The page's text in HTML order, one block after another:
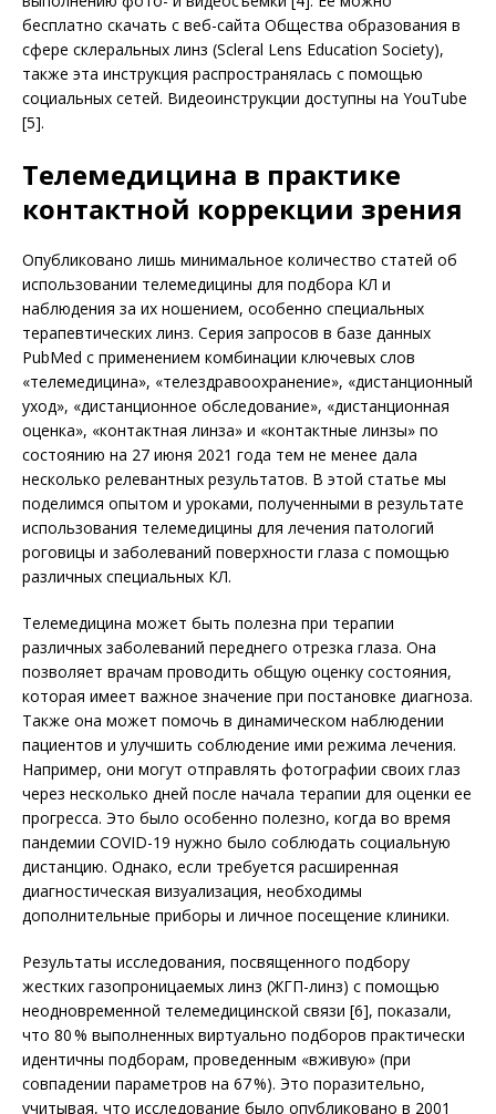
бесплатно скачать с веб-сайта Общества образования в
сфере склеральных линз (Scleral Lens Education Society),
также эта инструкция распространялась с помощью
социальных сетей. Видеоинструкции доступны на YouTube
[5].
Телемедицина в практике
контактной коррекции зрения
Опубликовано лишь минимальное количество статей об
использовании телемедицины для подбора КЛ и
наблюдения за их ношением, особенно специальных
терапевтических линз. Серия запросов в базе данных
PubMed с применением комбинации ключевых слов
«телемедицина», «телездравоохранение», «дистанционный
уход», «дистанционное обследование», «дистанционная
оценка», «контактная линза» и «контактные линзы» по
состоянию на 27 июня 2021 года тем не менее дала
несколько релевантных результатов. В этой статье мы
поделимся опытом и уроками, полученными в результате
использования телемедицины для лечения патологий
роговицы и заболеваний поверхности глаза с помощью
различных специальных КЛ.
Телемедицина может быть полезна при терапии
различных заболеваний переднего отрезка глаза. Она
позволяет врачам проводить общую оценку состояния,
которая имеет важное значение при постановке диагноза.
Также она может помочь в динамическом наблюдении
пациентов и улучшить соблюдение ими режима лечения.
Например, они могут отправлять фотографии своих глаз
через несколько дней после начала терапии для оценки ее
прогресса. Это было особенно полезно, когда во время
пандемии COVID-19 нужно было соблюдать социальную
дистанцию. Однако, если требуется расширенная
диагностическая визуализация, необходимы
дополнительные приборы и личное посещение клиники.
Результаты исследования, посвященного подбору
жестких газопроницаемых линз (ЖГП-линз) с помощью
неодновременной телемедицинской связи [6], показали,
что 80 % выполненных виртуально подборов практически
идентичны подборам, проведенным «вживую» (при
совпадении параметров на 67 %). Это поразительно,
учитывая, что исследование было опубликовано в 2001